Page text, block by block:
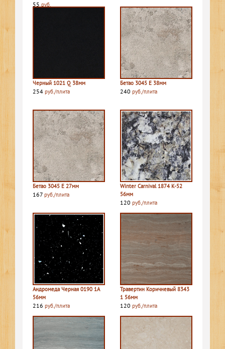
55 руб.
Черный 1021 Q 38мм
254 руб./плита
Бетао 3045 E 38мм
240 руб./плита
Бетао 3045 E 27мм
167 руб./плита
Winter Carnival 1874 K-52
56мм
120 руб./плита
Андромеда Черная 0190 1A
56мм
216 руб./плита
Травертин Коричневый 8343
1 56мм
120 руб./плита